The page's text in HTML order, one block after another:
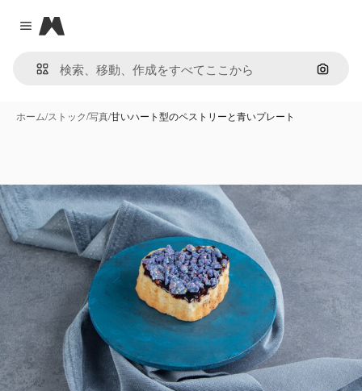
Close menu
Magnific
画像で
ホーム/ストック/写真/甘いハート型のペストリーと青いプレート